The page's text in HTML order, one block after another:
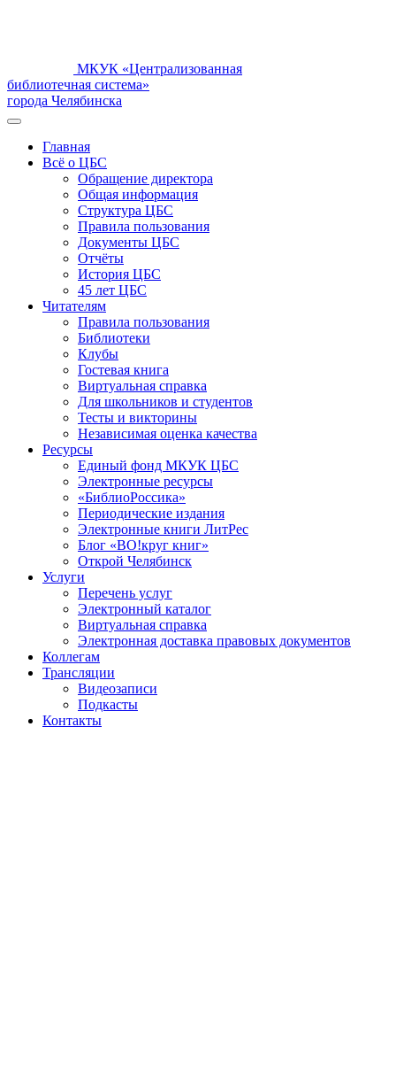
МКУК «Централизованная
библиотечная система»
города Челябинска
Главная
Всё о ЦБС
Обращение директора
Общая информация
Структура ЦБС
Правила пользования
Документы ЦБС
Отчёты
История ЦБС
45 лет ЦБС
Читателям
Правила пользования
Библиотеки
Клубы
Гостевая книга
Виртуальная справка
Для школьников и студентов
Тесты и викторины
Независимая оценка качества
Ресурсы
Единый фонд МКУК ЦБС
Электронные ресурсы
«БиблиоРоссика»
Периодические издания
Электронные книги ЛитРес
Блог «ВО!круг книг»
Открой Челябинск
Услуги
Перечень услуг
Электронный каталог
Виртуальная справка
Электронная доставка правовых документов
Коллегам
Трансляции
Видеозаписи
Подкасты
Контакты